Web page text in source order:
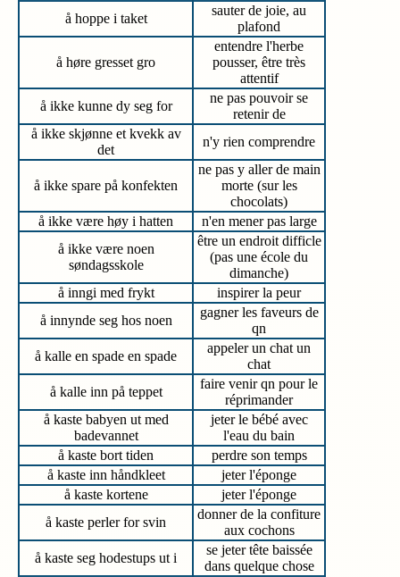
å hoppe i taket
sauter de joie, au
plafond
å høre gresset gro
entendre l'herbe
pousser, être très
attentif
å ikke kunne dy seg for
ne pas pouvoir se
retenir de
å ikke skjønne et kvekk av
det
n'y rien comprendre
å ikke spare på konfekten
ne pas y aller de main
morte (sur les
chocolats)
å ikke være høy i hatten
n'en mener pas large
å ikke være noen
søndagsskole
être un endroit difficle
(pas une école du
dimanche)
å inngi med frykt
inspirer la peur
å innynde seg hos noen
gagner les faveurs de
qn
å kalle en spade en spade
appeler un chat un
chat
å kalle inn på teppet
faire venir qn pour le
réprimander
å kaste babyen ut med
badevannet
jeter le bébé avec
l'eau du bain
å kaste bort tiden
perdre son temps
å kaste inn håndkleet
jeter l'éponge
å kaste kortene
jeter l'éponge
å kaste perler for svin
donner de la confiture
aux cochons
å kaste seg hodestups ut i
se jeter tête baissée
dans quelque chose